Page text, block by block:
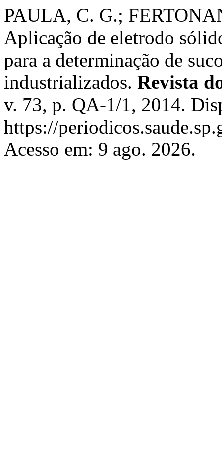
PAULA, C. G.;
Aplicação de eletrodo
para a determinação de
industrializados. Revista
v. 73, p. QA-1/1, 2014.
https://
Acesso em: 9 ago. 2026.